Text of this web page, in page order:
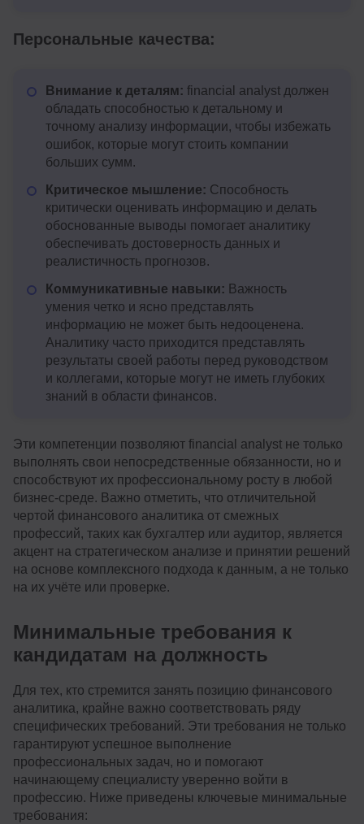
Персональные качества:
Внимание к деталям: financial analyst должен
обладать способностью к детальному и
точному анализу информации, чтобы избежать
ошибок, которые могут стоить компании
больших сумм.
Критическое мышление: Способность
критически оценивать информацию и делать
обоснованные выводы помогает аналитику
обеспечивать достоверность данных и
реалистичность прогнозов.
Коммуникативные навыки: Важность
умения четко и ясно представлять
информацию не может быть недооценена.
Аналитику часто приходится представлять
результаты своей работы перед руководством
и коллегами, которые могут не иметь глубоких
знаний в области финансов.
Эти компетенции позволяют financial analyst не только
выполнять свои непосредственные обязанности, но и
способствуют их профессиональному росту в любой
бизнес-среде. Важно отметить, что отличительной
чертой финансового аналитика от смежных
профессий, таких как бухгалтер или аудитор, является
акцент на стратегическом анализе и принятии решений
на основе комплексного подхода к данным, а не только
на их учёте или проверке.
Минимальные требования к
кандидатам на должность
Для тех, кто стремится занять позицию финансового
аналитика, крайне важно соответствовать ряду
специфических требований. Эти требования не только
гарантируют успешное выполнение
профессиональных задач, но и помогают
начинающему специалисту уверенно войти в
профессию. Ниже приведены ключевые минимальные
требования: